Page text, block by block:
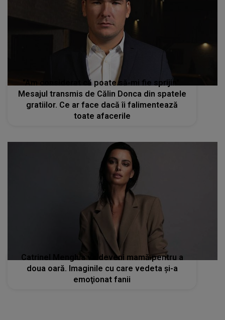
"Am considerat că poate să-mi fie sprijin".
Mesajul transmis de Călin Donca din spatele
gratiilor. Ce ar face dacă îi falimentează
toate afacerile
Catrinel Menghia va deveni mamă pentru a
doua oară. Imaginile cu care vedeta şi-a
emoţionat fanii